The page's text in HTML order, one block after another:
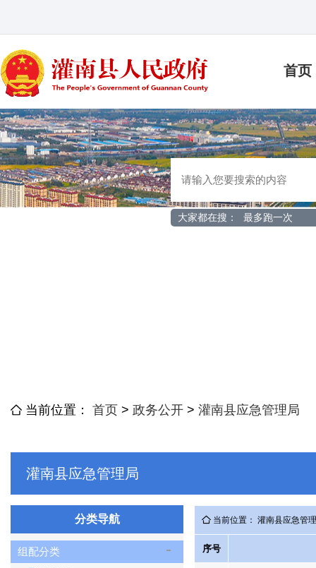
首页
大家都在搜： 最多跑一次
当前位置： 首页 > 政务公开 > 灌南县应急管理局
灌南县应急管理局
分类导航
组配分类
当前位置： 灌南县应急管
序号